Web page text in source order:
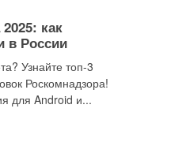
сбор и обработку
конфиденциальности
как
в России
Узнайте топ-3
Роскомнадзора!
для Android и...